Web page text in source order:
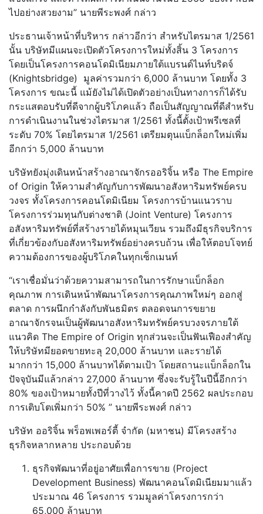
ไปอย่างสวยงาม” นายพีระพงศ์ กล่าว
ประธานเจ้าหน้าที่บริหาร กล่าวอีกว่า สำหรับไตรมาส 1/2561
นั้น บริษัทมีแผนจะเปิดตัวโครงการใหม่ทั้งสิ้น 3 โครงการ
โดยเป็นโครงการคอนโดมิเนียมภายใต้แบรนด์ไนท์บริดจ์
(Knightsbridge) มูลค่ารวมกว่า 6,000 ล้านบาท โดยทั้ง 3
โครงการ ขณะนี้ แม้ยังไม่ได้เปิดตัวอย่างเป็นทางการก็ได้รับ
กระแสตอบรับที่ดีจากผู้บริโภคแล้ว ถือเป็นสัญญาณที่ดีสำหรับ
การดำเนินงานในช่วงไตรมาส 1/2561 ทั้งนี้ตั้งเป้าพรีเซลที่
ระดับ 70% โดยไตรมาส 1/2561 เตรียมตุนแบ็กล็อกใหม่เพิ่ม
อีกกว่า 5,000 ล้านบาท
บริษัทยังมุ่งเดินหน้าสร้างอาณาจักรออริจิ้น หรือ The Empire
of Origin ให้ความสำคัญกับการพัฒนาอสังหาริมทรัพย์ครบ
วงจร ทั้งโครงการคอนโดมิเนียม โครงการบ้านแนวราบ
โครงการร่วมทุนกับต่างชาติ (Joint Venture) โครงการ
อสังหาริมทรัพย์ที่สร้างรายได้หมุนเวียน รวมถึงมีธุรกิจบริการ
ที่เกี่ยวข้องกับอสังหาริมทรัพย์อย่างครบถ้วน เพื่อให้ตอบโจทย์
ความต้องการของผู้บริโภคในทุกเซ็กเมนท์
“เราเชื่อมั่นว่าด้วยความสามารถในการรักษาแบ็กล็อก
คุณภาพ การเดินหน้าพัฒนาโครงการคุณภาพใหม่ๆ ออกสู่
ตลาด การผนึกกำลังกับพันธมิตร ตลอดจนการขยาย
อาณาจักรจนเป็นผู้พัฒนาอสังหาริมทรัพย์ครบวงจรภายใต้
แนวคิด The Empire of Origin ทุกส่วนจะเป็นฟันเฟืองสำคัญ
ให้บริษัทมียอดขายทะลุ 20,000 ล้านบาท และรายได้
มากกว่า 15,000 ล้านบาทได้ตามเป้า โดยสถานะแบ็กล็อกใน
ปัจจุบันมีแล้วกล่าว 27,000 ล้านบาท ซึ่งจะรับรู้ในปีนี้อีกกว่า
80% ของเป้าหมายทั้งปีที่วางไว้ ทั้งนี้คาดปี 2562 ผลประกอบ
การเติบโตเพิ่มกว่า 50% ” นายพีระพงศ์ กล่าว
บริษัท ออริจิ้น พร็อพเพอร์ตี้ จำกัด (มหาชน) มีโครงสร้าง
ธุรกิจหลากหลาย ประกอบด้วย
ธุรกิจพัฒนาที่อยู่อาศัยเพื่อการขาย (Project
Development Business) พัฒนาคอนโดมิเนียมมาแล้ว
ประมาณ 46 โครงการ รวมมูลค่าโครงการกว่า
65,000 ล้านบาท